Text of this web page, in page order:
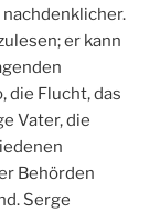
er kann
die Flucht, das
Vater, die
Behörden
Serge